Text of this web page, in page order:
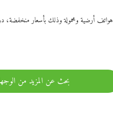
هواتف أرضية ومحمولة وذلك بأسعار
بحث عن المزيد من